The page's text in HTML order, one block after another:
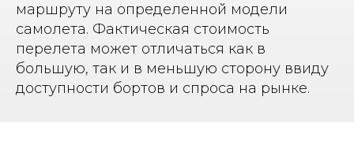
маршруту на определенной модели
самолета. Фактическая стоимость
перелета может отличаться как в
большую, так и в меньшую сторону ввиду
доступности бортов и спроса на рынке.